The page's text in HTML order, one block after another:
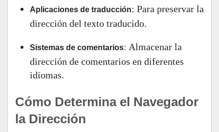
Aplicaciones de traducción: Para preservar la
dirección del texto traducido.
Sistemas de comentarios: Almacenar la
dirección de comentarios en diferentes
idiomas.
Cómo Determina el Navegador
la Dirección